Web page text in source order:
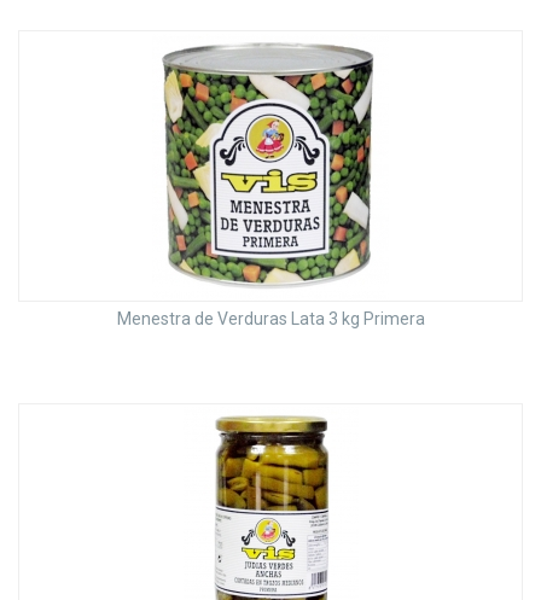
Menestra de Verduras Lata 3 kg Primera